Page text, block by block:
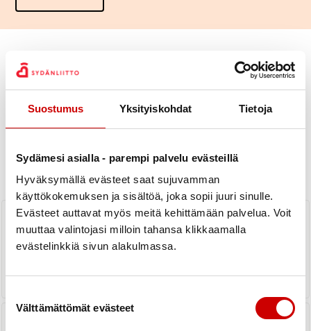
Suostumus Yksityiskohdat Tietoja
Sydämesi asialla - parempi palvelu evästeillä
Hyväksymällä evästeet saat sujuvamman
käyttökokemuksen ja sisältöä, joka sopii juuri sinulle.
Evästeet auttavat myös meitä kehittämään palvelua. Voit
muuttaa valintojasi milloin tahansa klikkaamalla
evästelinkkiä sivun alakulmassa.
Välttämättömät evästeet
Uutiset
KILTA
Hiihtopäivä